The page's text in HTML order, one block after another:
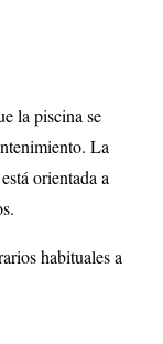
la piscina se
La
orientada a
habituales a